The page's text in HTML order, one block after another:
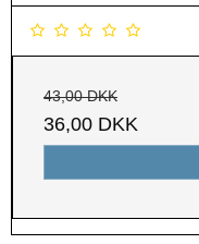
43,00 DKK
36,00 DKK